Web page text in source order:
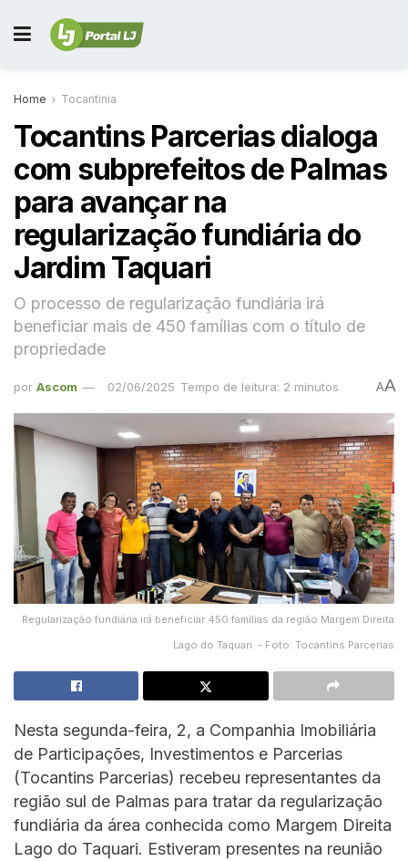
Home Tocantinia
Tocantins Parcerias dialoga
com subprefeitos de Palmas
para avançar na
regularização fundiária do
Jardim Taquari
O processo de regularização fundiária irá
beneficiar mais de 450 famílias com o título de
propriedade
por Ascom 02/06/2025 Tempo de leitura: 2 minutos AA
Regularização fundiária irá beneficiar 450 famílias da região Margem Direita
Lago do Taquari. - Foto: Tocantins Parcerias
Nesta segunda-feira, 2, a Companhia Imobiliária
de Participações, Investimentos e Parcerias
(Tocantins Parcerias) recebeu representantes da
região sul de Palmas para tratar da regularização
fundiária da área conhecida como Margem Direita
Lago do Taquari. Estiveram presentes na reunião